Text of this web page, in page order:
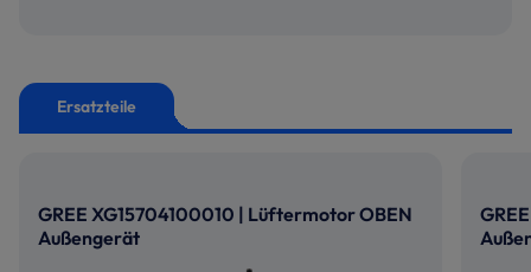
Ersatzteile
GREE XG15704100010 | Lüftermotor OBEN
Außengerät